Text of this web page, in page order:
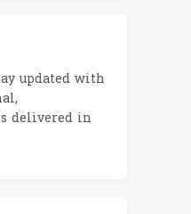
updated with
delivered in